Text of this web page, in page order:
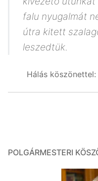
falu nyugalmát
útra kitett
leszedtük.
Hálás
POLGÁRMESTERI